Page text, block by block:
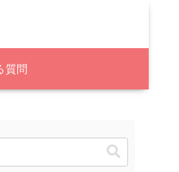
質問